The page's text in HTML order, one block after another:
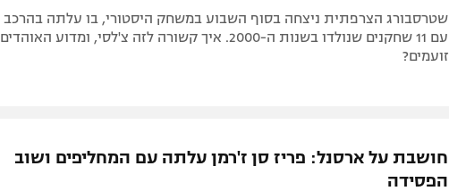
שטרסבורג הצרפתית ניצחה בסוף השבוע במשחק היסטורי, בו עלתה בהרכב
עם 11 שחקנים שנולדו בשנות ה-2000. איך קשורה לזה צ'לסי, ומדוע האוהדים
זועמים?
חושבת על ארסנל: פריז סן ז'רמן עלתה עם המחליפים ושוב
הפסידה